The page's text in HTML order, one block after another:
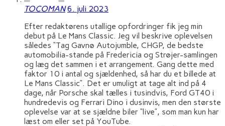
TOCOMAN 6. juli 2023
Efter redaktørens utallige opfordringer fik jeg min
debut på Le Mans Classic. Jeg vil beskrive oplevelsen
således “Tag Gavnø Autojumble, CHGP, de bedste
automobilia-stande på Fredericia og Strøjer-samlingen
og læg det sammen i et arrangement. Gang dette med
faktor 10 i antal og sjældenhed, så har du et billede at
Le Mans Classic”. Det er umuligt at tage alt ind på 4
dage, når Porsche skal tælles i tusindvis, Ford GT40 i
hundredevis og Ferrari Dino i dusinvis, men den største
oplevelse var at se sjældne biler “live”, som man kun har
læst om eller set på YouTube.